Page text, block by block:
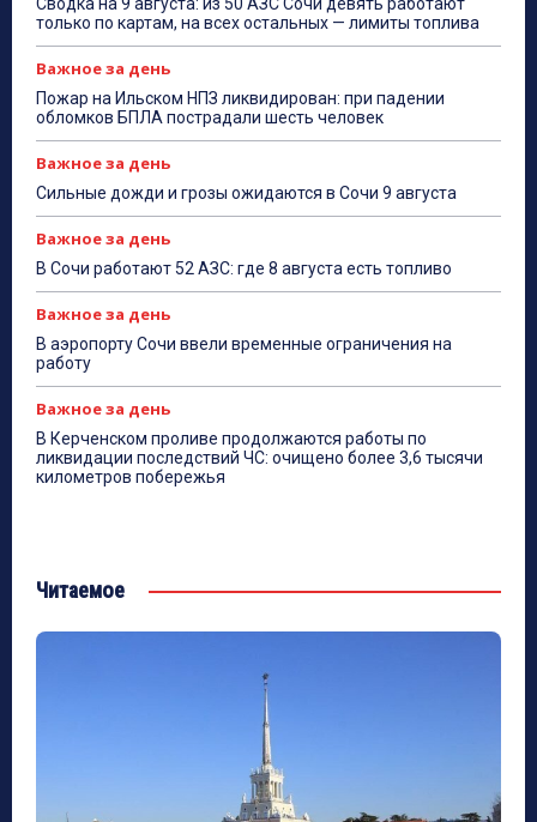
Сводка на 9 августа: из 50 АЗС Сочи девять работают
только по картам, на всех остальных — лимиты топлива
Важное за день
Пожар на Ильском НПЗ ликвидирован: при падении
обломков БПЛА пострадали шесть человек
Важное за день
Сильные дожди и грозы ожидаются в Сочи 9 августа
Важное за день
В Сочи работают 52 АЗС: где 8 августа есть топливо
Важное за день
В аэропорту Сочи ввели временные ограничения на
работу
Важное за день
В Керченском проливе продолжаются работы по
ликвидации последствий ЧС: очищено более 3,6 тысячи
километров побережья
Читаемое